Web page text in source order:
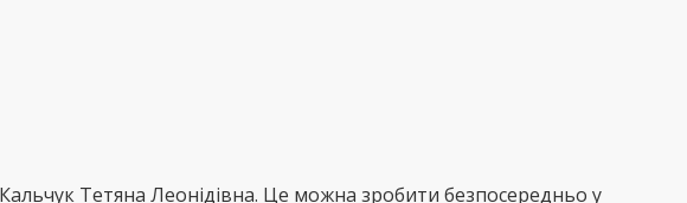
Тетяна Леонідівна. Це можна зробити безпосередньо у